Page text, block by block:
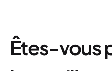
Êtes-vous